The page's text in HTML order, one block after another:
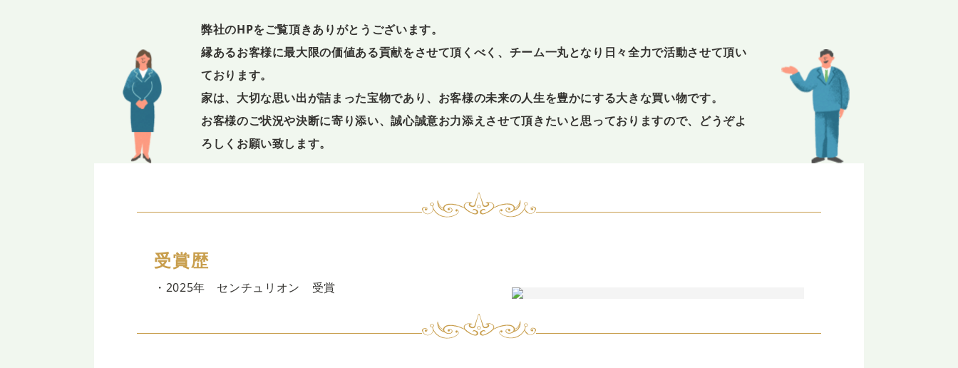
弊社のHPをご覧頂きありがとうございます。
縁あるお客様に最大限の価値ある貢献をさせて頂くべく、チーム一丸となり日々全力で活動させて頂い
ております。
家は、大切な思い出が詰まった宝物であり、お客様の未来の人生を豊かにする大きな買い物です。
お客様のご状況や決断に寄り添い、誠心誠意お力添えさせて頂きたいと思っておりますので、どうぞよ
ろしくお願い致します。
受賞歴
・2025年 センチュリオン 受賞